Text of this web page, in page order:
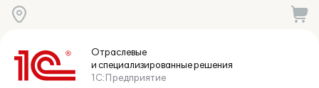
Отраслевые
и специализированныерешения
1С:Предприятие